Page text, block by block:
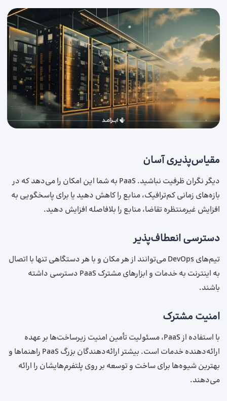
مقیاس‌پذیری آسان
دیگر نگران ظرفیت نباشید. PaaS به شما این امکان را می‌دهد که در
بازه‌های زمانی کم‌ترافیک، منابع را کاهش دهید یا برای پاسخگویی به
افزایش غیرمنتظره‌ تقاضا، منابع را بلافاصله افزایش دهید.
دسترسی انعطاف‌پذیر
تیم‌های DevOps می‌توانند از هر مکان و با هر دستگاهی تنها با اتصال
به اینترنت به خدمات و ابزارهای مشترک PaaS دسترسی داشته
باشند.
امنیت مشترک
با استفاده از PaaS، مسئولیت تأمین امنیت زیرساخت‌ها بر عهده
ارائه‌دهنده خدمات است. بیشتر ارائه‌دهندگان بزرگ PaaS راهنماها و
بهترین شیوه‌ها برای ساخت و توسعه بر روی پلتفرم‌هایشان را ارائه
می‌دهند.